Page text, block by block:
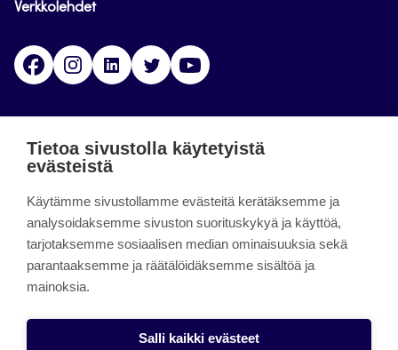
Verkkolehdet
FacebookInstagramLinkedinTwitter
päättynyt 11.9.2023.
About the site
Käyttöehdot
Saavutettavuusseloste
Tietoa sivustolla käytetyistä
evästeistä
Käytämme sivustollamme evästeitä kerätäksemme ja
analysoidaksemme sivuston suorituskykyä ja käyttöä,
tarjotaksemme sosiaalisen median ominaisuuksia sekä
parantaaksemme ja räätälöidäksemme sisältöä ja
mainoksia.
Salli kaikki evästeet